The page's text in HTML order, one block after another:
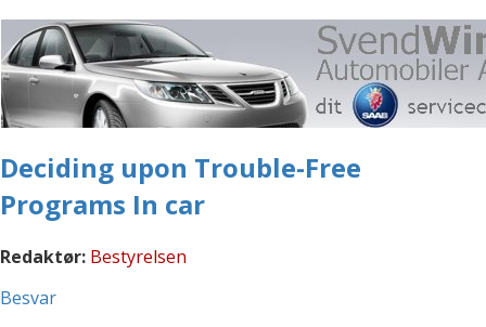
Deciding upon Trouble-Free
Programs In car
Redaktør: Bestyrelsen
Besvar